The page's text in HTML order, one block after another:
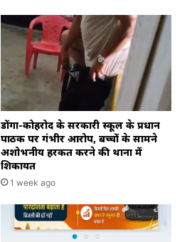
डोंगा-कोहरोद के सरकारी स्कूल के प्रधान
पाठक पर गंभीर आरोप, बच्चों के सामने
अशोभनीय हरकत करने की थाना में
शिकायत
1 week ago